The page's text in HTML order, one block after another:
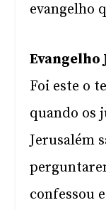
evangelho
Evangelho
Foi este o
quando os
Jerusalém
confessou